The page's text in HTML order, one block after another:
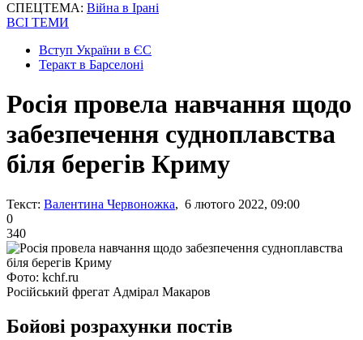
СПЕЦТЕМА: Війна в Ірані
ВСІ ТЕМИ
Вступ України в ЄС
Теракт в Барселоні
Росія провела навчання щодо
забезпечення судноплавства
біля берегів Криму
Текст: Валентина Червоножка, 6 лютого 2022, 09:00
0
340
Фото: kchf.ru
Російський фрегат Адмірал Макаров
Бойові розрахунки постів